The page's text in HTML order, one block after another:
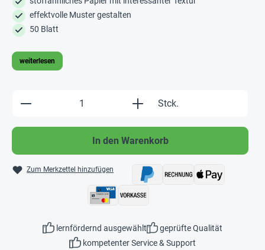
effektvolle Muster gestalten
50 Blatt
weiterlesen
Produkt Anzahl: Gib den gewünschten
Stck.
In den Warenkorb
Zum Merkzettel hinzufügen
lernfördernd ausgewählt
geprüfte Qualität
kompetenter Service & Support